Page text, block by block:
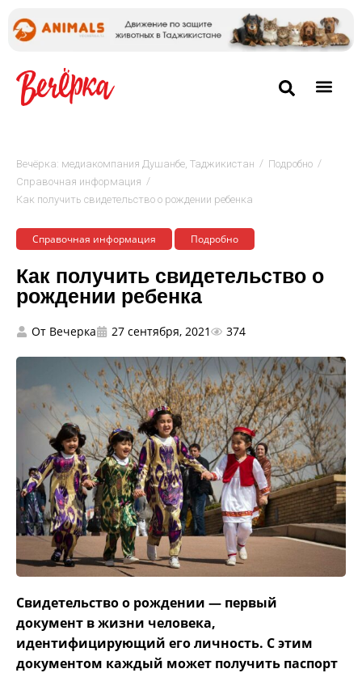
Вечёрка: медиакомпания Душанбе, Таджикистан / Подробно /
Cправочная информация /
Как получить свидетельство о рождении ребенка
Cправочная информация Подробно
Как получить свидетельство о
рождении ребенка
От Вечерка 27 сентября, 2021 374
Свидетельство о рождении — первый
документ в жизни человека,
идентифицирующий его личность. С этим
документом каждый может получить паспорт